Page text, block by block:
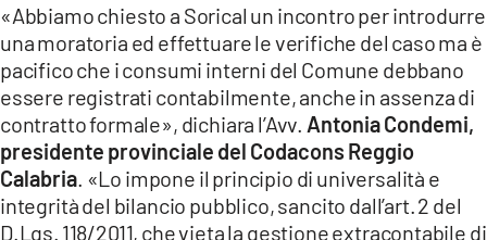
«Abbiamo chiesto a Sorical un incontro per introdurre
una moratoria ed effettuare le verifiche del caso ma è
pacifico che i consumi interni del Comune debbano
essere registrati contabilmente, anche in assenza di
contratto formale», dichiara l’Avv. Antonia Condemi,
presidente provinciale del Codacons Reggio
Calabria . «Lo impone il principio di universalità e
integrità del bilancio pubblico, sancito dall’art. 2 del
D.Lgs. 118/2011, che vieta la gestione extracontabile di